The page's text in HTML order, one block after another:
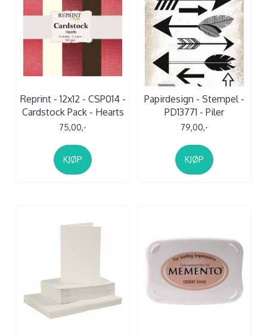
Reprint - 12x12 - CSP014 -
Cardstock Pack - Hearts
75,00,-
KJØP
Papirdesign - Stempel -
PD13771 - Piler
79,00,-
KJØP